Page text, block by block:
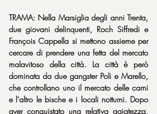
TRAMA: Nella Marsiglia degli anni Trenta,
due giovani delinquenti, Roch Siffredi e
François Cappella si mettono assieme per
cercare di prendere una fetta del mercato
malavitoso della città. La città è però
dominata da due gangster Poli e Marello,
che controllano uno il mercato delle carni
e l'altro le bische e i locali notturni. Dopo
aver conquistato una relativa agiatezza,